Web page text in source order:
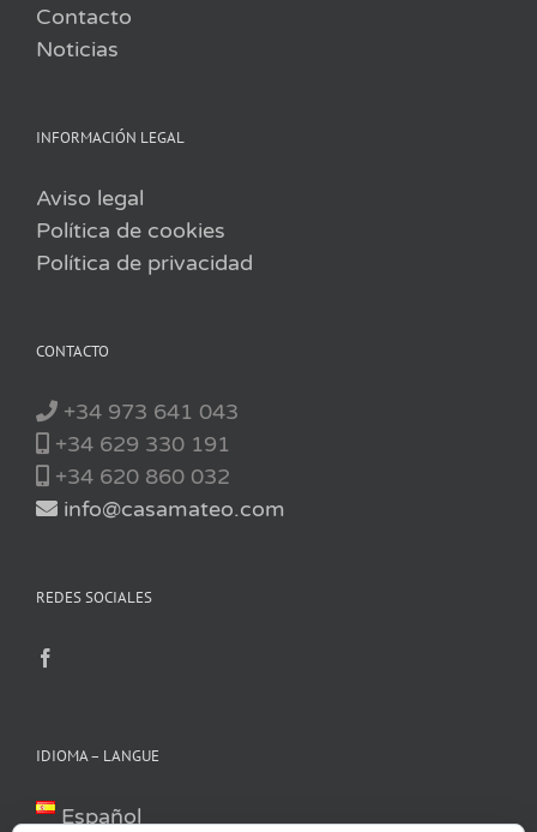
Contacto
Noticias
INFORMACIÓN LEGAL
Aviso legal
Política de cookies
Política de privacidad
CONTACTO
+34 973 641 043
+34 629 330 191
+34 620 860 032
info@casamateo.com
REDES SOCIALES
IDIOMA – LANGUE
Español